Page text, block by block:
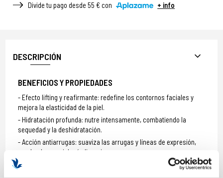
Divide tu pago desde 55 € con
+ info
DESCRIPCIÓN
BENEFICIOS Y PROPIEDADES
Efecto lifting y reafirmante: redefine los contornos faciales y
mejora la elasticidad de la piel.
Hidratación profunda: nutre intensamente, combatiendo la
sequedad y la deshidratación.
Acción antiarrugas: suaviza las arrugas y líneas de expresión,
revelando una piel más lisa y joven.
Redensificación: restaura la densidad de la piel, proporcionando